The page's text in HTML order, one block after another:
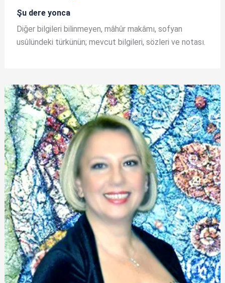
Şu dere yonca
Diğer bilgileri bilinmeyen, mâhûr makâmı, sofyan
usûlündeki türkünün; mevcut bilgileri, sözleri ve notası.